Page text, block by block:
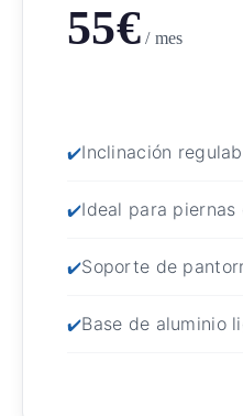
55€/ mes
Inclinación
Ideal para piernas
Soporte de
Base de aluminio